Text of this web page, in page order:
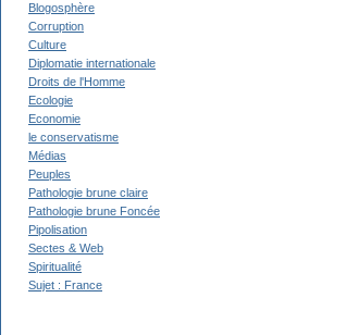
Blogosphère
Corruption
Culture
Diplomatie internationale
Droits de l'Homme
Ecologie
Economie
le conservatisme
Médias
Peuples
Pathologie brune claire
Pathologie brune Foncée
Pipolisation
Sectes & Web
Spiritualité
Sujet : France